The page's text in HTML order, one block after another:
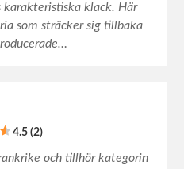
karakteristiska klack. Här
som sträcker sig tillbaka
4.5 (2)
och tillhör kategorin